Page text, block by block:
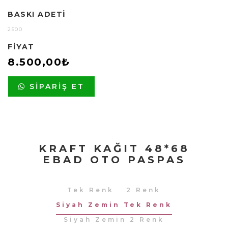
BASKI ADETI
2500
FIYAT
8.500,00₺
SIPARIŞ ET
KRAFT KAĞIT 48*68
EBAD OTO PASPAS
Tek Renk
2 Renk
Siyah Zemin Tek Renk
Siyah Zemin 2 Renk